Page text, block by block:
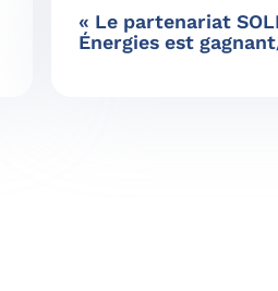
« Le partenariat
Énergies est